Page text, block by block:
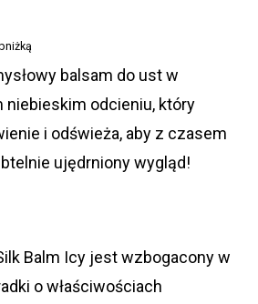
zł.
89,00 zł.
balsam do ust w
niebieskim odcieniu, który
i odświeża, aby z czasem
ujędrniony wygląd!
Balm Icy jest wzbogacony w
o właściwościach